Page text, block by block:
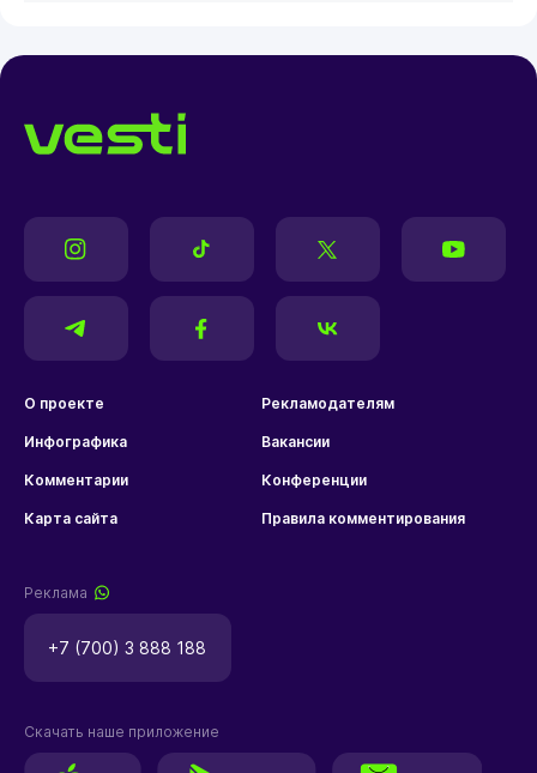
О проекте Рекламодателям
Инфографика Вакансии
Комментарии Конференции
Карта сайта Правила комментирования
Реклама
+7 (700) 3 888 188
Скачать наше приложение